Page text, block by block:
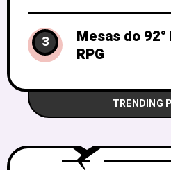
3
Mesas do
RPG
TRENDING